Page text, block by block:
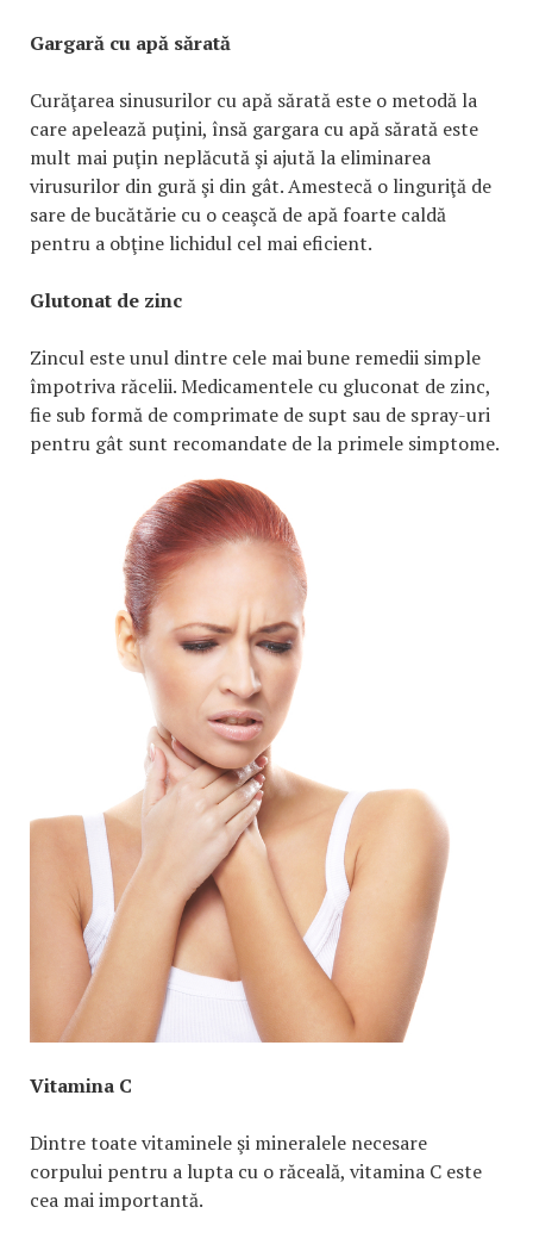
Gargară cu apă sărată
Curăţarea sinusurilor cu apă sărată este o metodă la
care apelează puţini, însă gargara cu apă sărată este
mult mai puţin neplăcută şi ajută la eliminarea
virusurilor din gură şi din gât. Amestecă o linguriţă de
sare de bucătărie cu o ceaşcă de apă foarte caldă
pentru a obţine lichidul cel mai eficient.
Glutonat de zinc
Zincul este unul dintre cele mai bune remedii simple
împotriva răcelii. Medicamentele cu gluconat de zinc,
fie sub formă de comprimate de supt sau de spray-uri
pentru gât sunt recomandate de la primele simptome.
Vitamina C
Dintre toate vitaminele şi mineralele necesare
corpului pentru a lupta cu o răceală, vitamina C este
cea mai importantă.